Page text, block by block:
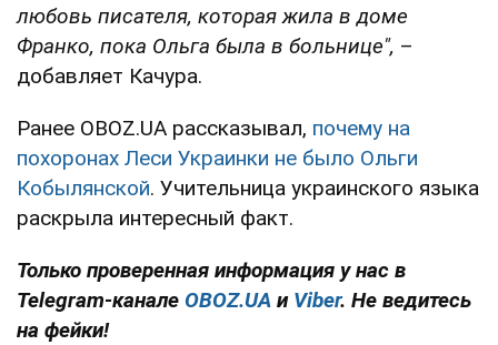
любовь писателя, которая жила в доме
Франко, пока Ольга была в больнице", –
добавляет Качура.
Ранее OBOZ.UA рассказывал, почему на
похоронах Леси Украинки не было Ольги
Кобылянской. Учительница украинского языка
раскрыла интересный факт.
Только проверенная информация у нас в
Telegram-канале OBOZ.UA и Viber. Не ведитесь
на фейки!